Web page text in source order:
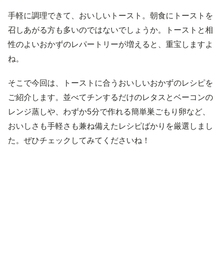
手軽に調理できて、おいしいトースト。朝食にトーストを
召しあがる方も多いのではないでしょうか。トーストと相
性のよいおかずのレパートリーが増えると、重宝しますよ
ね。
そこで今回は、トーストに合うおいしいおかずのレシピを
ご紹介します。並べてチンするだけのレタスとベーコンの
レンジ蒸しや、わずか5分で作れる簡単巣ごもり卵など、
おいしさも手軽さも兼ね備えたレシピばかりを厳選しまし
た。ぜひチェックしてみてくださいね！